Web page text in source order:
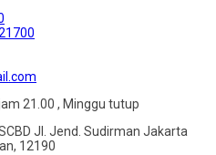
21.00 , Minggu tutup
Jl. Jend. Sudirman Jakarta
12190